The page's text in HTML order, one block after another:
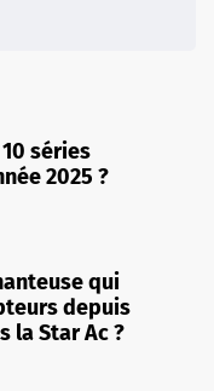
séries
2025 ?
qui
depuis
la Star Ac ?